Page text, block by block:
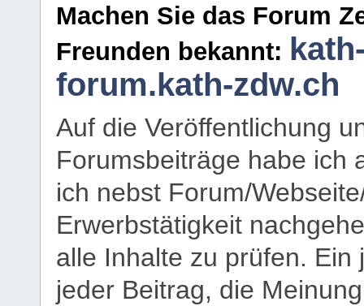
Machen Sie das Forum
Freunden bekannt:
forum.kath-zdw.ch
Auf die Veröffentlichung
Forumsbeiträge habe ich
ich nebst Forum/
Erwerbstätigkeit
alle Inhalte zu prüfen.
jeder Beitrag, die